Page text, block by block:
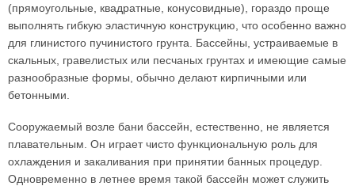
(прямоугольные, квадратные, конусовидные), гораздо проще
выполнять гибкую эластичную конструкцию, что особенно важно
для глинистого пучинистого грунта. Бассейны, устраиваемые в
скальных, гравелистых или песчаных грунтах и имеющие самые
разнообразные формы, обычно делают кирпичными или
бетонными.
Сооружаемый возле бани бассейн, естественно, не является
плавательным. Он играет чисто функциональную роль для
охлаждения и закаливания при принятии банных процедур.
Одновременно в летнее время такой бассейн может служить